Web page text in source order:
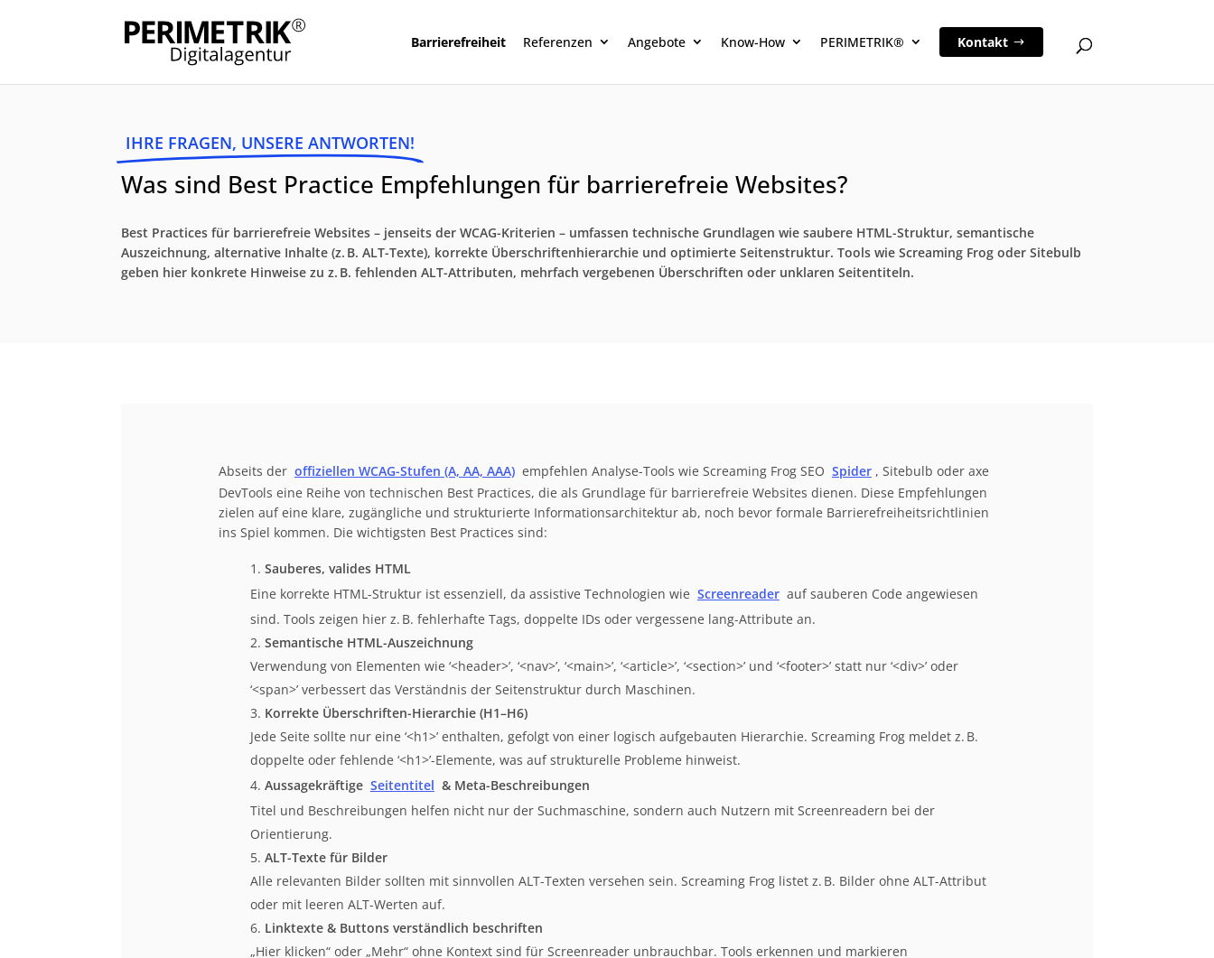
Barrierefreiheit Referenzen Angebote Know-How PERIMETRIK® Kontakt
IHRE FRAGEN, UNSERE ANTWORTEN!
Was sind Best Practice Empfehlungen für barrierefreie Websites?
Best Practices für barrierefreie Websites – jenseits der WCAG-Kriterien – umfassen technische Grundlagen wie saubere HTML-Struktur, semantische
Auszeichnung, alternative Inhalte (z. B. ALT-Texte), korrekte Überschriftenhierarchie und optimierte Seitenstruktur. Tools wie Screaming Frog oder Sitebulb
geben hier konkrete Hinweise zu z. B. fehlenden ALT-Attributen, mehrfach vergebenen Überschriften oder unklaren Seitentiteln.
Abseits der offiziellen WCAG-Stufen (A, AA, AAA) empfehlen Analyse-Tools wie Screaming Frog SEO Spider , Sitebulb oder axe
DevTools eine Reihe von technischen Best Practices, die als Grundlage für barrierefreie Websites dienen. Diese Empfehlungen
zielen auf eine klare, zugängliche und strukturierte Informationsarchitektur ab, noch bevor formale Barrierefreiheitsrichtlinien
ins Spiel kommen. Die wichtigsten Best Practices sind:
Sauberes, valides HTML
Eine korrekte HTML-Struktur ist essenziell, da assistive Technologien wie Screenreader auf sauberen Code angewiesen
sind. Tools zeigen hier z. B. fehlerhafte Tags, doppelte IDs oder vergessene lang-Attribute an.
Semantische HTML-Auszeichnung
Verwendung von Elementen wie ‘<header>’, ‘<nav>’, ‘<main>’, ‘<article>’, ‘<section>’ und ‘<footer>’ statt nur ‘<div>’ oder
‘<span>’ verbessert das Verständnis der Seitenstruktur durch Maschinen.
Korrekte Überschriften-Hierarchie (H1–H6)
Jede Seite sollte nur eine ‘<h1>’ enthalten, gefolgt von einer logisch aufgebauten Hierarchie. Screaming Frog meldet z. B.
doppelte oder fehlende ‘<h1>’-Elemente, was auf strukturelle Probleme hinweist.
Aussagekräftige Seitentitel & Meta-Beschreibungen
Titel und Beschreibungen helfen nicht nur der Suchmaschine, sondern auch Nutzern mit Screenreadern bei der
Orientierung.
ALT-Texte für Bilder
Alle relevanten Bilder sollten mit sinnvollen ALT-Texten versehen sein. Screaming Frog listet z. B. Bilder ohne ALT-Attribut
oder mit leeren ALT-Werten auf.
Linktexte & Buttons verständlich beschriften
„Hier klicken“ oder „Mehr“ ohne Kontext sind für Screenreader unbrauchbar. Tools erkennen und markieren